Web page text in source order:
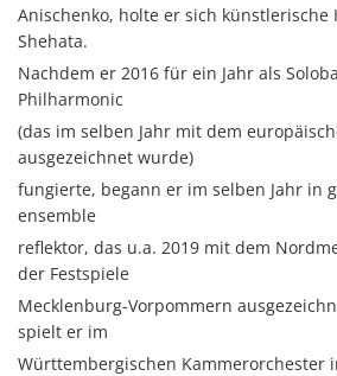
Anischenko, holte er sich künstlerische
Shehata.
Nachdem er 2016 für ein Jahr als
Philharmonic
(das im selben Jahr mit dem
ausgezeichnet wurde)
fungierte, begann er im selben Jahr in
ensemble
reflektor, das u.a. 2019 mit dem
der Festspiele
Mecklenburg-Vorpommern
spielt er im
Württembergischen Kammerorchester